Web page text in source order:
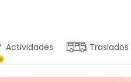
Actividades Traslados